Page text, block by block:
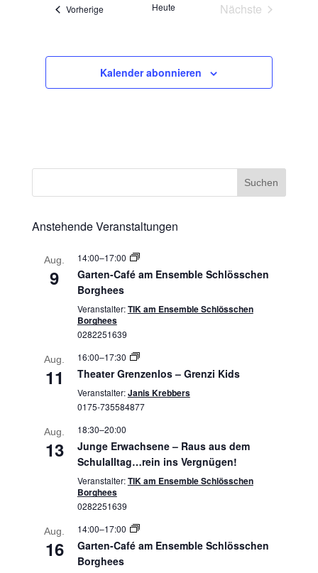
Vorherige Veranstaltungen
Heute
Nächste
Kalender abonnieren
Anstehende Veranstaltungen
Aug.
9
14:00–17:00
Garten-Café am Ensemble Schlösschen
Borghees
Veranstalter:TIK am Ensemble Schlösschen
Borghees
0282251639
Aug.
11
16:00–17:30
Theater Grenzenlos – Grenzi Kids
Veranstalter:Janis Krebbers
0175-735584877
Aug.
13
18:30–20:00
Junge Erwachsene – Raus aus dem
Schulalltag…rein ins Vergnügen!
Veranstalter:TIK am Ensemble Schlösschen
Borghees
0282251639
Aug.
16
14:00–17:00
Garten-Café am Ensemble Schlösschen
Borghees